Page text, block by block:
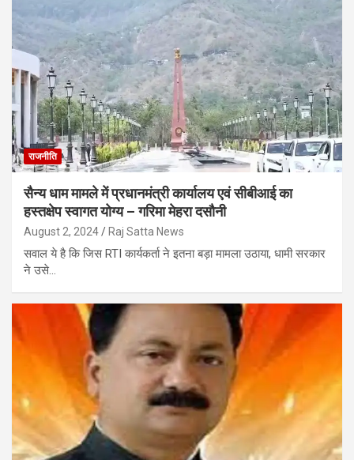
राजनीति
सैन्य धाम मामले में प्रधानमंत्री कार्यालय एवं सीबीआई का
हस्तक्षेप स्वागत योग्य – गरिमा मेहरा दसौनी
August 2, 2024 Raj Satta News
सवाल ये है कि जिस RTI कार्यकर्ता ने इतना बड़ा मामला उठाया, धामी सरकार
ने उसे…